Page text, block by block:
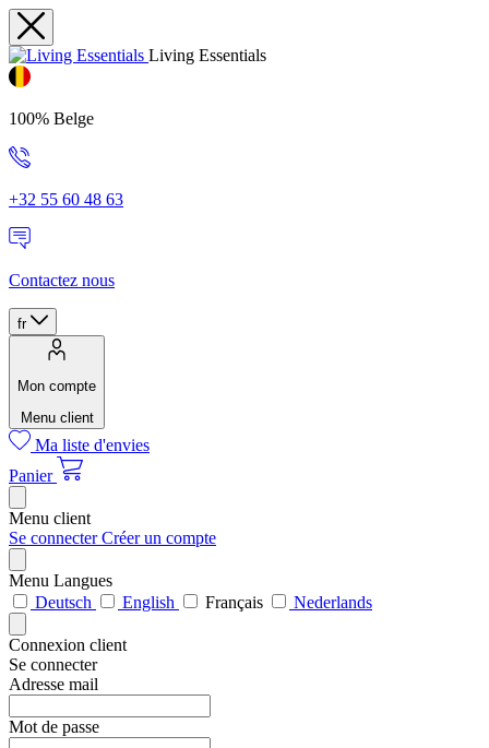
Living Essentials
100% Belge
+32 55 60 48 63
Contactez nous
fr
Mon compte
Menu client
Ma liste d'envies
Panier
Menu client
Se connecterCréer un compte
Menu Langues
Deutsch
English Français Nederlands
Connexion client
Se connecter
Adresse mail
Mot de passe